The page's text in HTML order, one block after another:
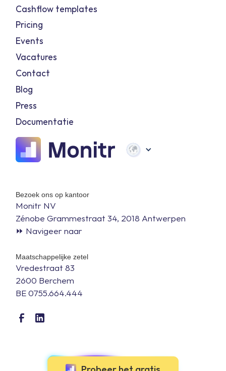
Bezoek ons op kantoor
Monitr NV
Zénobe Grammestraat 34, 2018 Antwerpen
⏩ Navigeer naar
Maatschappelijke zetel
Vredestraat 83
2600 Berchem
BE 0755.664.444
Cashflow templates
Pricing
Events
Vacatures
Contact
Blog
Press
Documentatie